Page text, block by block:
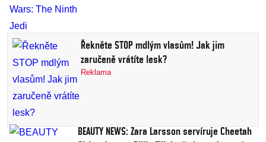
Řekněte STOP mdlým vlasům! Jak jim
zaručeně vrátíte lesk?
Reklama
BEAUTY NEWS: Zara Larsson servíruje Cheetah